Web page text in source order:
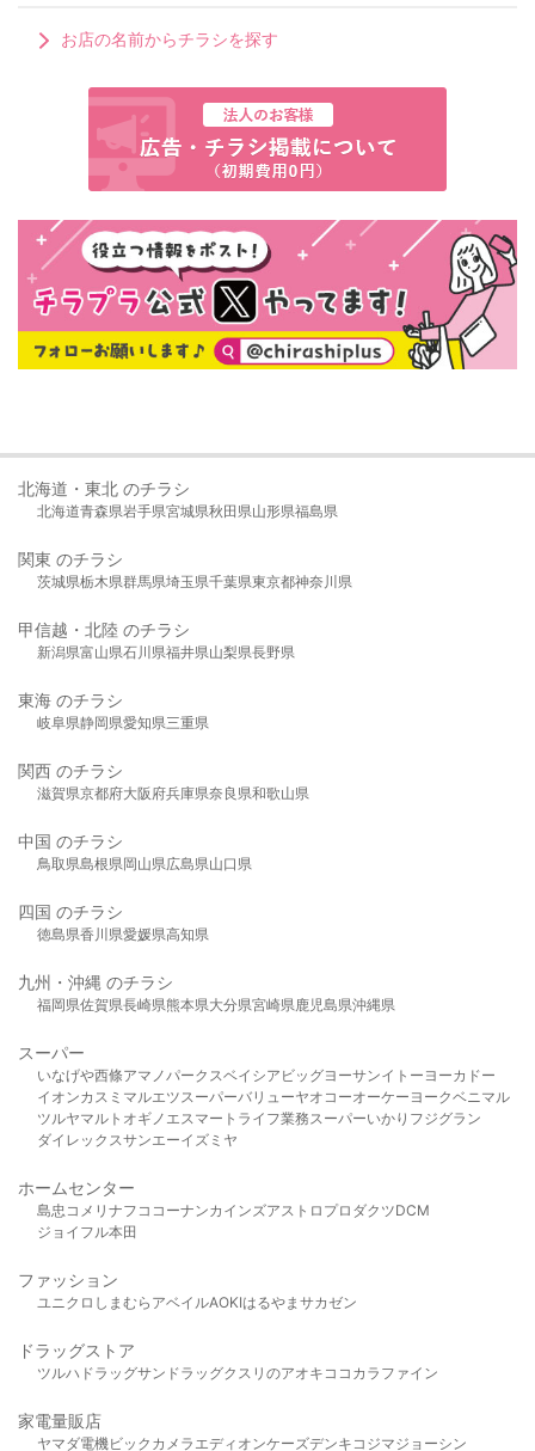
お店の名前からチラシを探す
北海道・東北 のチラシ
北海道青森県岩手県宮城県秋田県山形県福島県
関東 のチラシ
茨城県栃木県群馬県埼玉県千葉県東京都神奈川県
甲信越・北陸 のチラシ
新潟県富山県石川県福井県山梨県長野県
東海 のチラシ
岐阜県静岡県愛知県三重県
関西 のチラシ
滋賀県京都府大阪府兵庫県奈良県和歌山県
中国 のチラシ
鳥取県島根県岡山県広島県山口県
四国 のチラシ
徳島県香川県愛媛県高知県
九州・沖縄 のチラシ
福岡県佐賀県長崎県熊本県大分県宮崎県鹿児島県沖縄県
スーパー
いなげや西條アマノパークスベイシア ビッグヨーサンイトーヨーカドー
イオンカスミ マルエツスーパーバリューヤオコーオーケー ヨークベニマル
ツルヤマルト オギノ エスマート ライフ業務スーパーいかり フジグラン
ダイレックスサンエーイズミヤ
ホームセンター
島忠 コメリ ナフコ コーナンカインズアストロプロダクツDCM
ジョイフル本田
ファッション
ユニクロ しまむら アベイルAOKIはるやま サカゼン
ドラッグストア
ツルハドラッグサンドラッグクスリのアオキ ココカラファイン
家電量販店
ヤマダ電機ビックカメラ エディオンケーズデンキ コジマジョーシン